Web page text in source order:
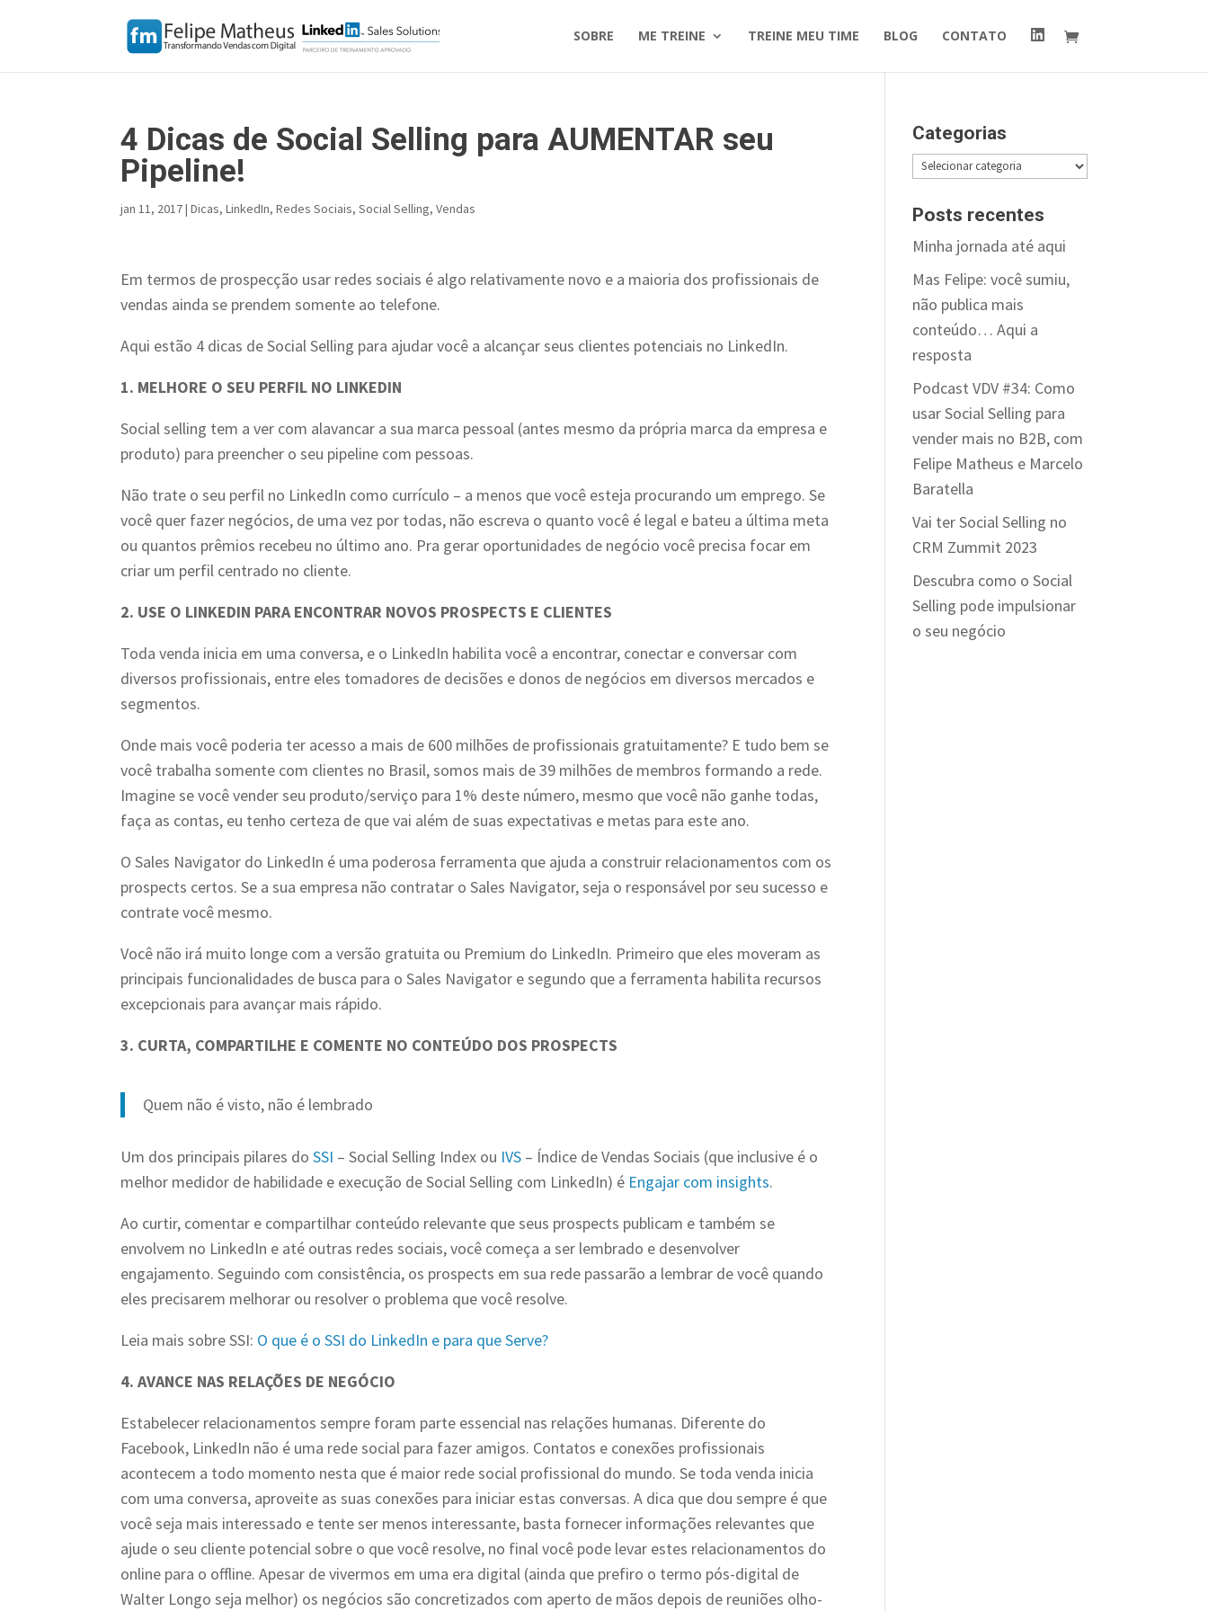
SOBRE ME TREINE TREINE MEU TIME BLOG CONTATO I
t
m
4 Dicas de Social Selling para AUMENTAR seu
Pipeline!
jan 11, 2017|Dicas,LinkedIn,Redes Sociais,Social Selling,Vendas
Em termos de prospecção usar redes sociais é algo relativamente novo e a maioria dos profissionais de
vendas ainda se prendem somente ao telefone.
Aqui estão 4 dicas de Social Selling para ajudar você a alcançar seus clientes potenciais no LinkedIn.
1. MELHORE O SEU PERFIL NO LINKEDIN
Social selling tem a ver com alavancar a sua marca pessoal (antes mesmo da própria marca da empresa e
produto) para preencher o seu pipeline com pessoas.
Não trate o seu perfil no LinkedIn como currículo – a menos que você esteja procurando um emprego. Se
você quer fazer negócios, de uma vez por todas, não escreva o quanto você é legal e bateu a última meta
ou quantos prêmios recebeu no último ano. Pra gerar oportunidades de negócio você precisa focar em
criar um perfil centrado no cliente.
2. USE O LINKEDIN PARA ENCONTRAR NOVOS PROSPECTS E CLIENTES
Toda venda inicia em uma conversa, e o LinkedIn habilita você a encontrar, conectar e conversar com
diversos profissionais, entre eles tomadores de decisões e donos de negócios em diversos mercados e
segmentos.
Onde mais você poderia ter acesso a mais de 600 milhões de profissionais gratuitamente? E tudo bem se
você trabalha somente com clientes no Brasil, somos mais de 39 milhões de membros formando a rede.
Imagine se você vender seu produto/serviço para 1% deste número, mesmo que você não ganhe todas,
faça as contas, eu tenho certeza de que vai além de suas expectativas e metas para este ano.
O Sales Navigator do LinkedIn é uma poderosa ferramenta que ajuda a construir relacionamentos com os
prospects certos. Se a sua empresa não contratar o Sales Navigator, seja o responsável por seu sucesso e
contrate você mesmo.
Você não irá muito longe com a versão gratuita ou Premium do LinkedIn. Primeiro que eles moveram as
principais funcionalidades de busca para o Sales Navigator e segundo que a ferramenta habilita recursos
excepcionais para avançar mais rápido.
3. CURTA, COMPARTILHE E COMENTE NO CONTEÚDO DOS PROSPECTS
Quem não é visto, não é lembrado
Um dos principais pilares doSSI – Social Selling Index ou IVS – Índice de Vendas Sociais (que inclusive é o
melhor medidor de habilidade e execução de Social Selling com LinkedIn) é Engajar com insights.
Ao curtir, comentar e compartilhar conteúdo relevante que seus prospects publicam e também se
envolvem no LinkedIn e até outras redes sociais, você começa a ser lembrado e desenvolver
engajamento. Seguindo com consistência, os prospects em sua rede passarão a lembrar de você quando
eles precisarem melhorar ou resolver o problema que você resolve.
Leia mais sobre SSI: O que é o SSI do LinkedIn e para que Serve?
4. AVANCE NAS RELAÇÕES DE NEGÓCIO
Estabelecer relacionamentos sempre foram parte essencial nas relações humanas. Diferente do
Facebook, LinkedIn não é uma rede social para fazer amigos. Contatos e conexões profissionais
acontecem a todo momento nesta que é maior rede social profissional do mundo. Se toda venda inicia
com uma conversa, aproveite as suas conexões para iniciar estas conversas. A dica que dou sempre é que
você seja mais interessado e tente ser menos interessante, basta fornecer informações relevantes que
ajude o seu cliente potencial sobre o que você resolve, no final você pode levar estes relacionamentos do
online para o offline. Apesar de vivermos em uma era digital (ainda que prefiro o termo pós-digital de
Walter Longo seja melhor) os negócios são concretizados com aperto de mãos depois de reuniões olho-
Categorias
Categorias
Posts recentes
Minha jornada até aqui
Mas Felipe: você sumiu,
não publica mais
conteúdo… Aqui a
resposta
Podcast VDV #34: Como
usar Social Selling para
vender mais no B2B, com
Felipe Matheus e Marcelo
Baratella
Vai ter Social Selling no
CRM Zummit 2023
Descubra como o Social
Selling pode impulsionar
o seu negócio